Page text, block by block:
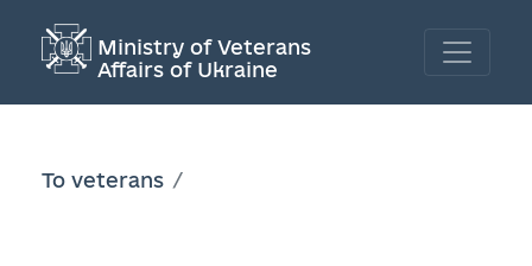
Ministry of Veterans
Affairs of Ukraine
To veterans